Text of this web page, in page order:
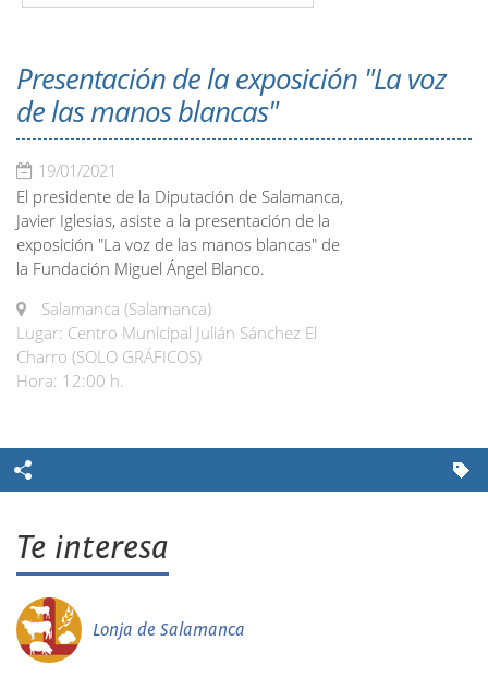
Presentación de la exposición "La voz
de las manos blancas"
19/01/2021
El presidente de la Diputación de Salamanca,
Javier Iglesias, asiste a la presentación de la
exposición "La voz de las manos blancas" de
la Fundación Miguel Ángel Blanco.
Salamanca (Salamanca)
Lugar: Centro Municipal Julián Sánchez El
Charro (SOLO GRÁFICOS)
Hora: 12:00 h.
Te interesa
Lonja de Salamanca